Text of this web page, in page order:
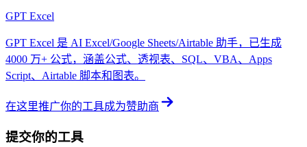
GPT Excel
GPT Excel 是 AI Excel/Google Sheets/Airtable 助手，已生成
4000 万+ 公式，涵盖公式、透视表、SQL、VBA、Apps
Script、Airtable 脚本和图表。
在这里推广你的工具成为赞助商
提交你的工具